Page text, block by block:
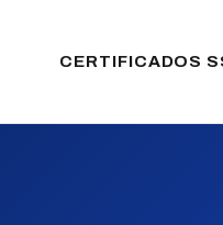
CERTIFICADOS